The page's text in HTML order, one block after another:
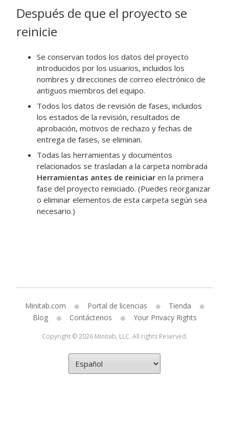
Después de que el proyecto se
reinicie
Se conservan todos los datos del proyecto
introducidos por los usuarios, incluidos los
nombres y direcciones de correo electrónico de
antiguos miembros del equipo.
Todos los datos de revisión de fases, incluidos
los estados de la revisión, resultados de
aprobación, motivos de rechazo y fechas de
entrega de fases, se eliminan.
Todas las herramientas y documentos
relacionados se trasladan a la carpeta nombrada
Herramientas antes de reiniciar en la primera
fase del proyecto reiniciado. (Puedes reorganizar
o eliminar elementos de esta carpeta según sea
necesario.)
Minitab.com Portal de licencias
Tienda
Blog
Contáctenos Your Privacy Rights
Copyright © 2026 Minitab, LLC. All rights Reserved.